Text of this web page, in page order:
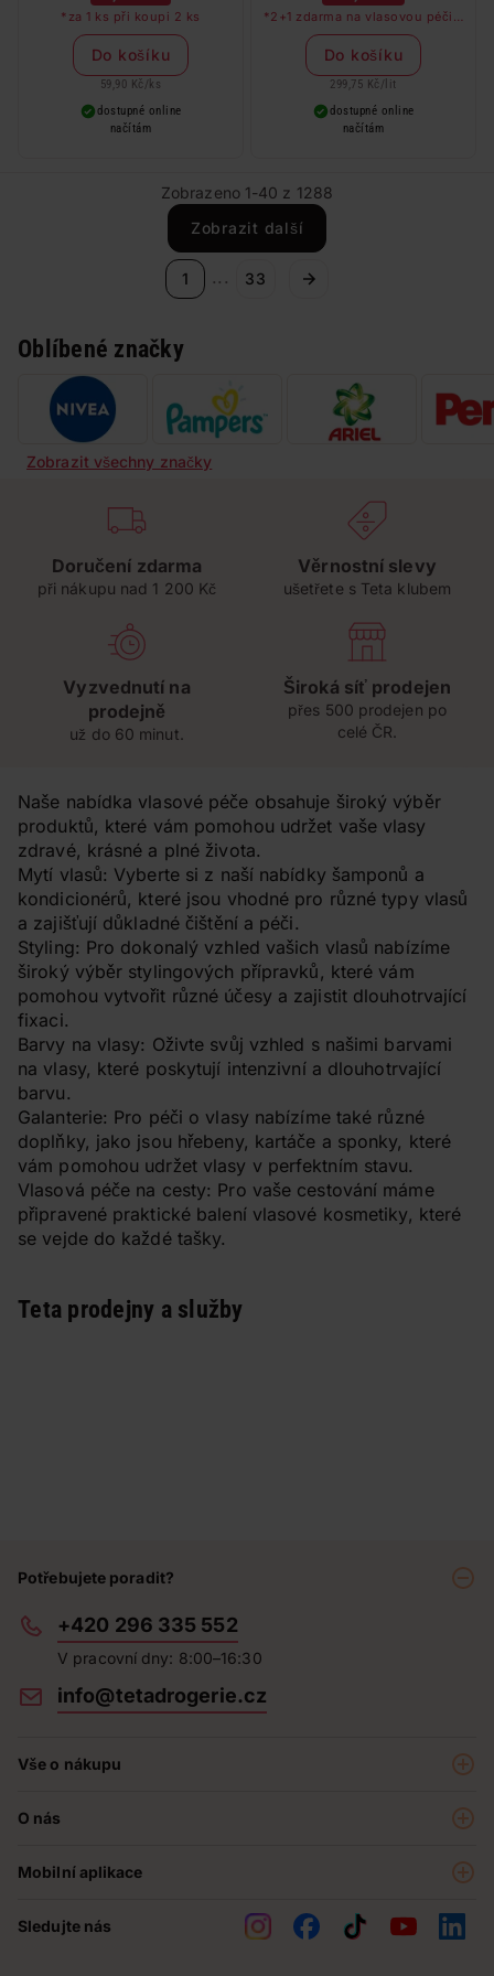
*za 1 ks při koupi 2 ks
Do košíku
59,90 Kč / ks
dostupné online
načítám
*2+1 zdarma na vlasovou péči v
libovolné kombinaci, nejlevnější
produkt zdarma. Neplatí na
barvy na vlasy a cestovní balení.
Do košíku
299,75 Kč / lit
dostupné online
načítám
Zobrazeno 1-40 z 1288
Zobrazit další
1 ... 33
Oblíbené značky
Zobrazit všechny značky
Doručení zdarma
při nákupu nad 1 200 Kč
Věrnostní slevy
ušetřete s Teta klubem
Vyzvednutí na
prodejně
už do 60 minut.
Široká síť prodejen
přes 500 prodejen po
celé ČR.
Naše nabídka vlasové péče obsahuje široký výběr
produktů, které vám pomohou udržet vaše vlasy
zdravé, krásné a plné života.
Mytí vlasů: Vyberte si z naší nabídky šamponů a
kondicionérů, které jsou vhodné pro různé typy vlasů
a zajišťují důkladné čištění a péči.
Styling: Pro dokonalý vzhled vašich vlasů nabízíme
široký výběr stylingových přípravků, které vám
pomohou vytvořit různé účesy a zajistit dlouhotrvající
fixaci.
Barvy na vlasy: Oživte svůj vzhled s našimi barvami
na vlasy, které poskytují intenzivní a dlouhotrvající
barvu.
Galanterie: Pro péči o vlasy nabízíme také různé
doplňky, jako jsou hřebeny, kartáče a sponky, které
vám pomohou udržet vlasy v perfektním stavu.
Vlasová péče na cesty: Pro vaše cestování máme
připravené praktické balení vlasové kosmetiky, které
se vejde do každé tašky.
Teta prodejny a služby
Potřebujete poradit?
+420 296 335 552
V pracovní dny: 8:00–16:30
info@tetadrogerie.cz
Vše o nákupu
Prodejny
Obchodní podmínky
O nás
Teta pomáhá
Mobilní aplikace
Sledujte nás